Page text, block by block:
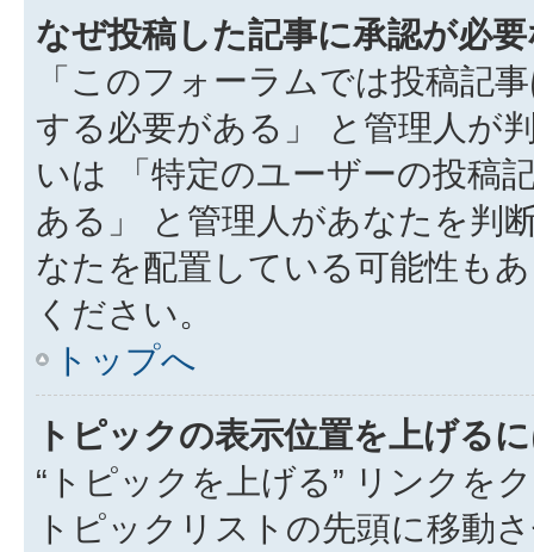
なぜ投稿した記事に承認が必
「このフォーラムでは投稿記
する必要がある」 と管理人が
いは 「特定のユーザーの投稿
ある」 と管理人があなたを判
なたを配置している可能性も
ください。
トップへ
トピックの表示位置を上げる
“トピックを上げる” リンクを
トピックリストの先頭に移動